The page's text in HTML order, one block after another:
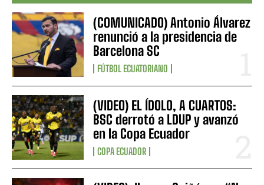
(COMUNICADO) Antonio Álvarez
renunció a la presidencia de
Barcelona SC
FÚTBOL ECUATORIANO
(VIDEO) EL ÍDOLO, A CUARTOS:
BSC derrotó a LDUP y avanzó
en la Copa Ecuador
COPA ECUADOR